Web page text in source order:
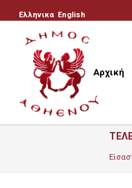
Ελληνικα English
Αρχική